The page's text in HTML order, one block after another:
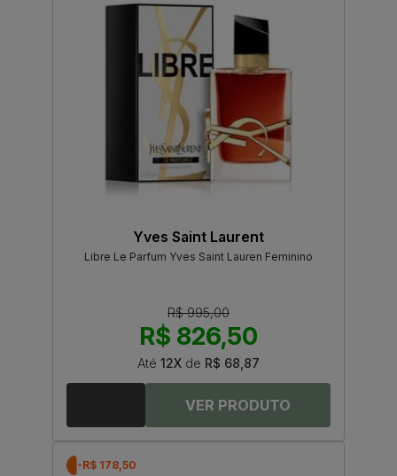
Yves Saint Laurent
Libre Le Parfum Yves Saint Lauren Feminino
R$ 995,00
R$ 826,50
Até 12X de R$ 68,87
-R$ 178,50